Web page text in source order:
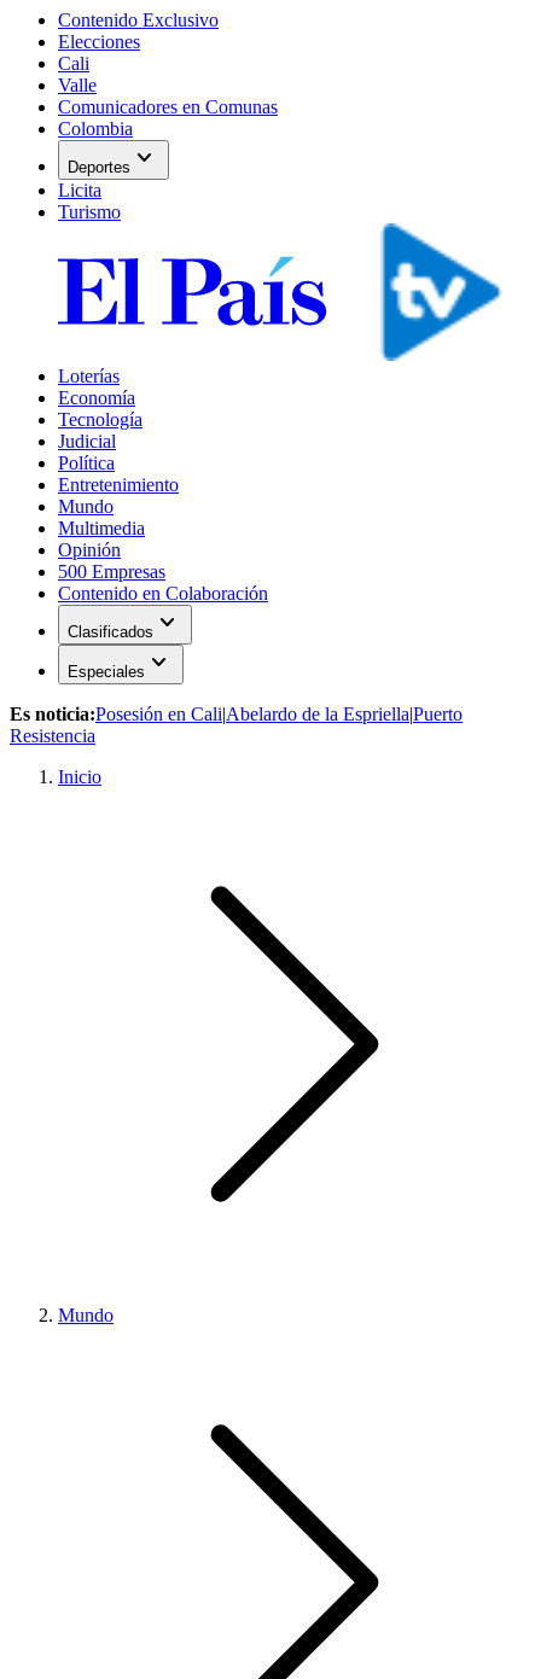
Contenido Exclusivo
Elecciones
Cali
Valle
Comunicadores en Comunas
Colombia
Deportes expand_more
Licita
Turismo
Loterías
Economía
Tecnología
Judicial
Política
Entretenimiento
Mundo
Multimedia
Opinión
500 Empresas
Contenido en Colaboración
Clasificados expand_more
Especiales expand_more
Es noticia:Posesión en Cali|Abelardo de la Espriella|Puerto
Resistencia
Inicio
Mundo